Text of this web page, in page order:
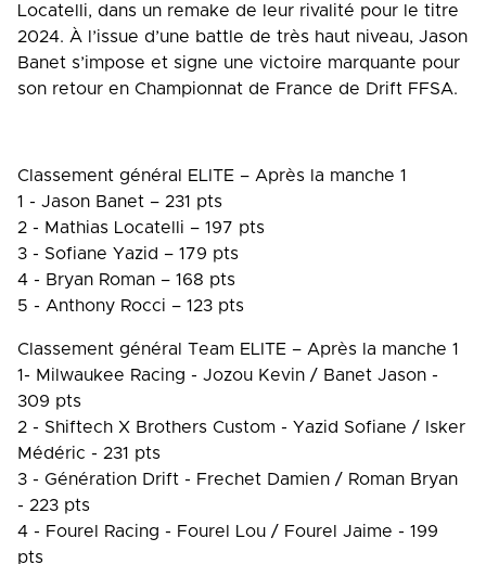
Locatelli, dans un remake de leur rivalité pour le titre
2024. À l’issue d’une battle de très haut niveau, Jason
Banet s’impose et signe une victoire marquante pour
son retour en Championnat de France de Drift FFSA.
Classement général ELITE – Après la manche 1
1 - Jason Banet – 231 pts
2 - Mathias Locatelli – 197 pts
3 - Sofiane Yazid – 179 pts
4 - Bryan Roman – 168 pts
5 - Anthony Rocci – 123 pts
Classement général Team ELITE – Après la manche 1
1- Milwaukee Racing - Jozou Kevin / Banet Jason -
309 pts
2 - Shiftech X Brothers Custom - Yazid Sofiane / Isker
Médéric - 231 pts
3 - Génération Drift - Frechet Damien / Roman Bryan
- 223 pts
4 - Fourel Racing - Fourel Lou / Fourel Jaime - 199
pts